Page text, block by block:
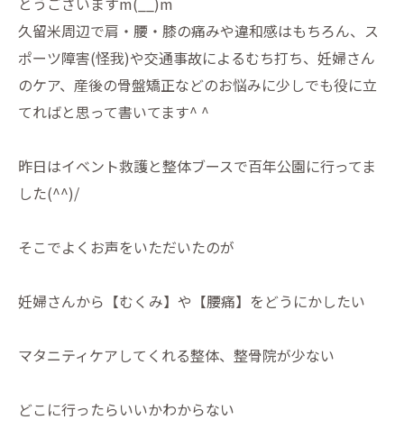
久留米周辺で肩・腰・膝の痛みや違和感はもちろん、ス
ポーツ障害(怪我)や交通事故によるむち打ち、妊婦さん
のケア、 産後の骨盤矯正などのお悩みに少しでも役に立
てればと思って書いてます^ ^
昨日はイベント救護と整体ブースで百年公園に行ってま
した(^^)/
そこでよくお声をいただいたのが
妊婦さんから【むくみ】や【腰痛】をどうにかしたい
マタニティケアしてくれる整体、整骨院が少ない
どこに行ったらいいかわからない